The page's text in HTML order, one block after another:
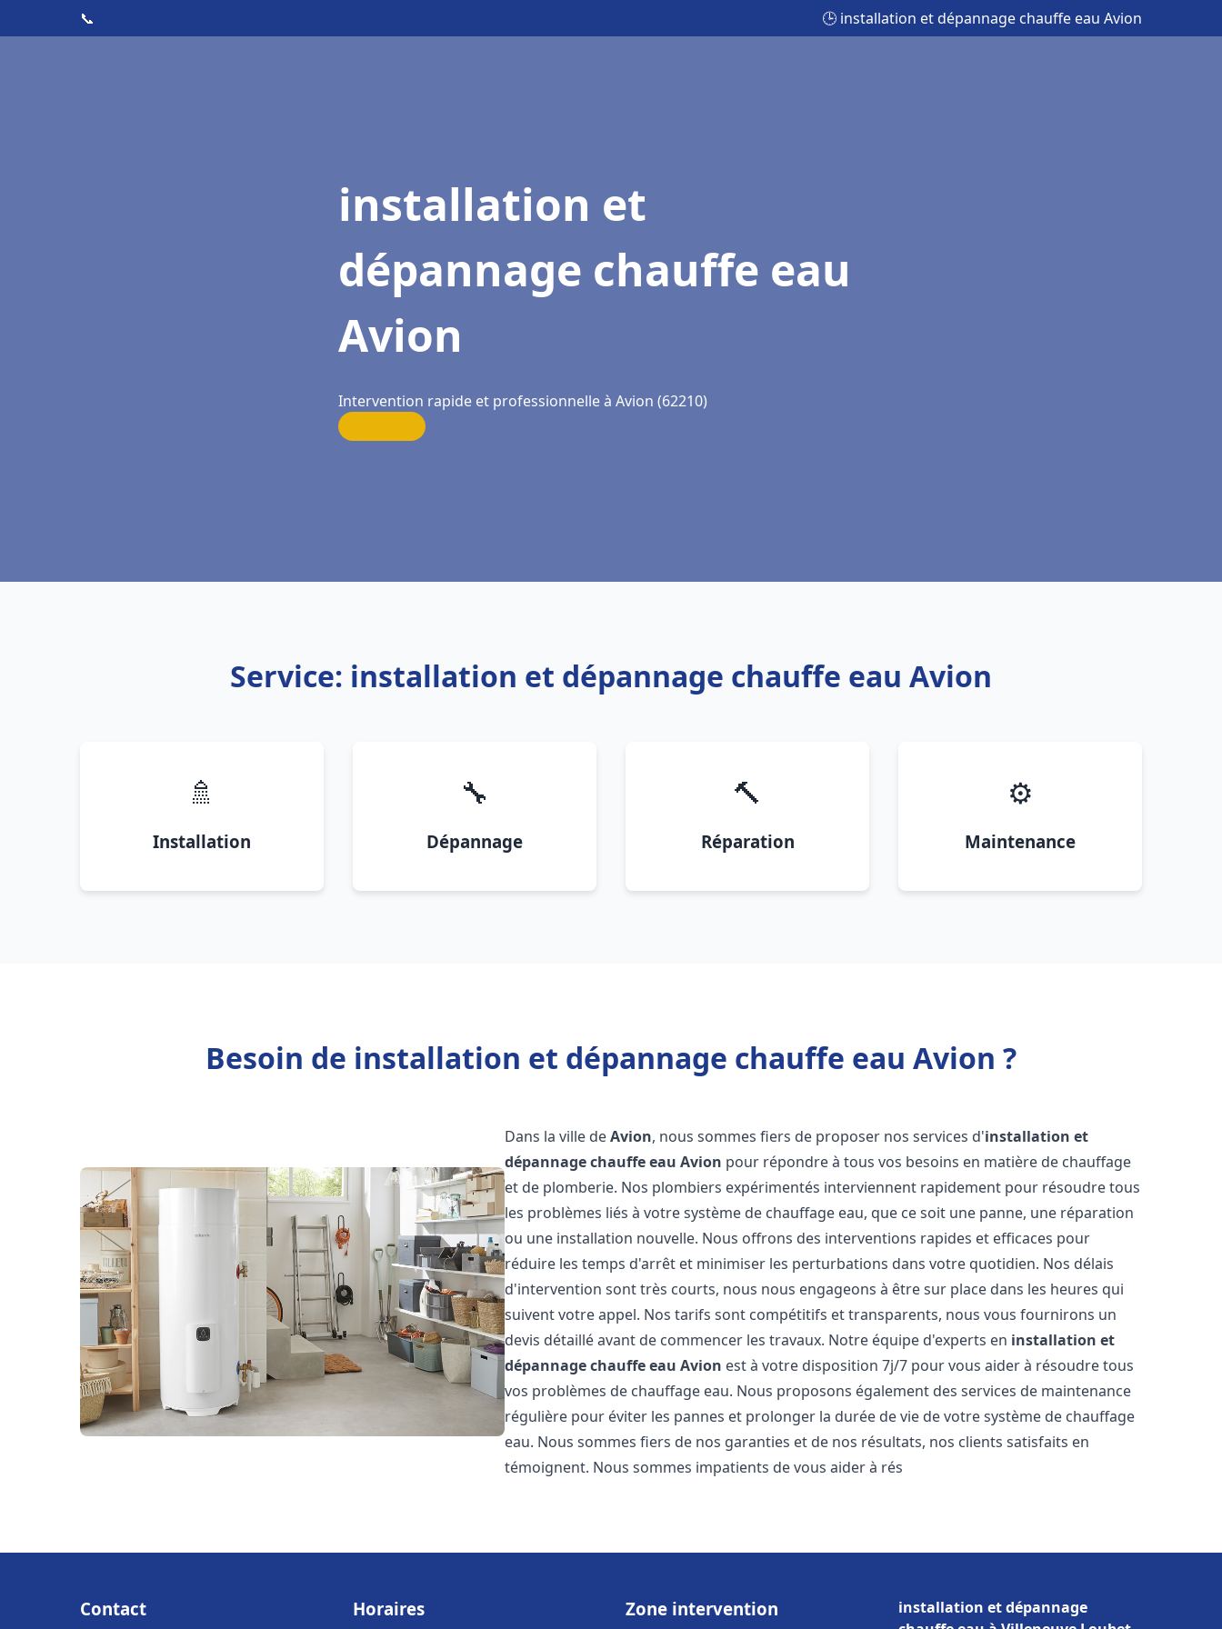
📞 🕒 installation et dépannage chauffe eau Avion
installation et
dépannage chauffe eau
Avion
Intervention rapide et professionnelle à Avion (62210)
Service: installation et dépannage chauffe eau Avion
🚿
Installation
🔧
Dépannage
🔨
Réparation
⚙️
Maintenance
Besoin de installation et dépannage chauffe eau Avion ?
Dans la ville deAvion, nous sommes fiers de proposer nos services d'installation et
dépannage chauffe eau Avion pour répondre à tous vos besoins en matière de chauffage
et de plomberie. Nos plombiers expérimentés interviennent rapidement pour résoudre tous
les problèmes liés à votre système de chauffage eau, que ce soit une panne, une réparation
ou une installation nouvelle. Nous offrons des interventions rapides et efficaces pour
réduire les temps d'arrêt et minimiser les perturbations dans votre quotidien. Nos délais
d'intervention sont très courts, nous nous engageons à être sur place dans les heures qui
suivent votre appel. Nos tarifs sont compétitifs et transparents, nous vous fournirons un
devis détaillé avant de commencer les travaux. Notre équipe d'experts en installation et
dépannage chauffe eau Avion est à votre disposition 7j/7 pour vous aider à résoudre tous
vos problèmes de chauffage eau. Nous proposons également des services de maintenance
régulière pour éviter les pannes et prolonger la durée de vie de votre système de chauffage
eau. Nous sommes fiers de nos garanties et de nos résultats, nos clients satisfaits en
témoignent. Nous sommes impatients de vous aider à rés
Contact Horaires Zone intervention
installation et dépannage